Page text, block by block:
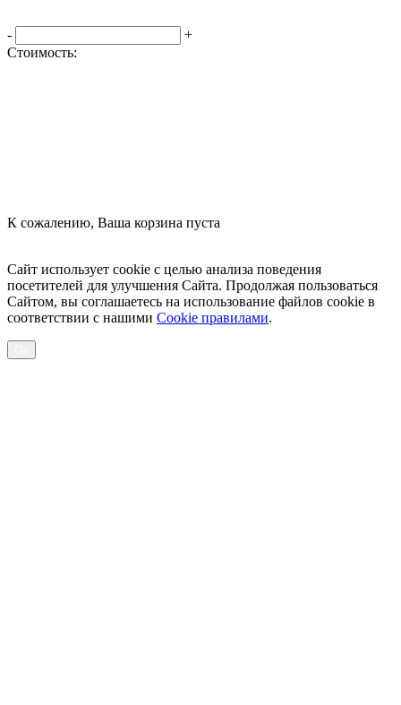
-
+
Стоимость:
К сожалению, Ваша корзина пуста
Сайт использует cookie с целью анализа поведения
посетителей для улучшения Сайта. Продолжая пользоваться
Сайтом, вы соглашаетесь на использование файлов cookie в
соответствии с нашими Cookiе правилами.